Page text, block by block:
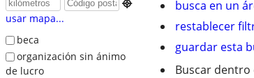

usar mapa...
beca
organización sin ánimo
de lucro
busca en un
restablecer
guardar esta
Buscar